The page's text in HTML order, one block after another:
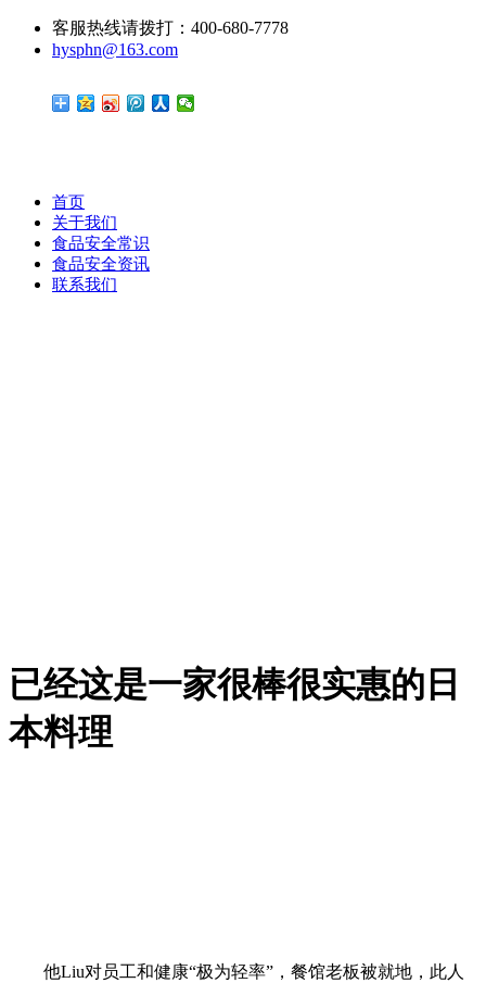
客服热线请拨打：400-680-7778
hysphn@163.com
首页
关于我们
食品安全常识
食品安全资讯
联系我们
已经这是一家很棒很实惠的日
本料理
他Liu对员工和健康“极为轻率”，餐馆老板被就地，此人